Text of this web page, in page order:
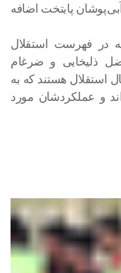
پایتخت اضافه
در فهرست استقلال
ذلیخایی و ضرغام
هستند که به
و عملکردشان مورد